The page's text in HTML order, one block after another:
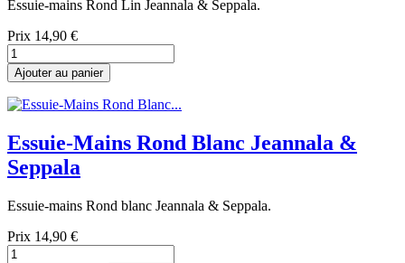
Essuie-mains Rond Lin Jeannala & Seppala.
Prix 14,90 €
Ajouter au panier
Essuie-Mains Rond Blanc Jeannala &
Seppala
Essuie-mains Rond blanc Jeannala & Seppala.
Prix 14,90 €